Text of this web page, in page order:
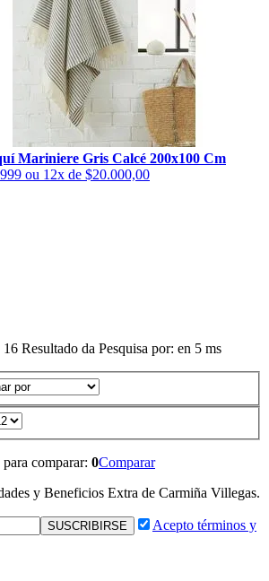
Mariniere Gris Calcé 200x100 Cm
ou 12x de $20.000,00
16 Resultado da Pesquisa por: en 5 ms
comparar: 0Comparar
y Beneficios Extra de Carmiña Villegas.
Acepto términos y